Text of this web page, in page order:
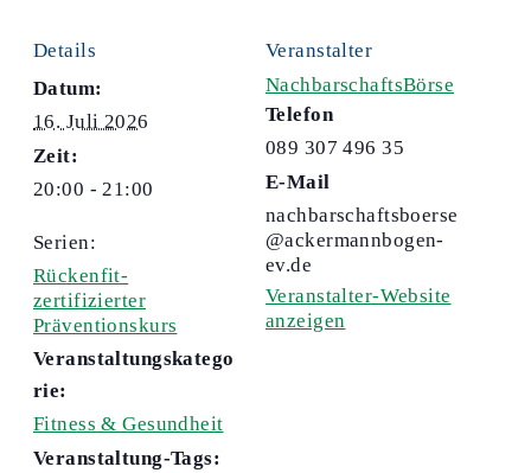
Details
Datum:
16. Juli 2026
Zeit:
20:00 - 21:00
Serien:
Rückenfit-
zertifizierter
Präventionskurs
Veranstaltungskatego
rie:
Fitness & Gesundheit
Veranstaltung-Tags:
Veranstalter
NachbarschaftsBörse
Telefon
089 307 496 35
E-Mail
nachbarschaftsboerse
@ackermannbogen-
ev.de
Veranstalter-Website
anzeigen